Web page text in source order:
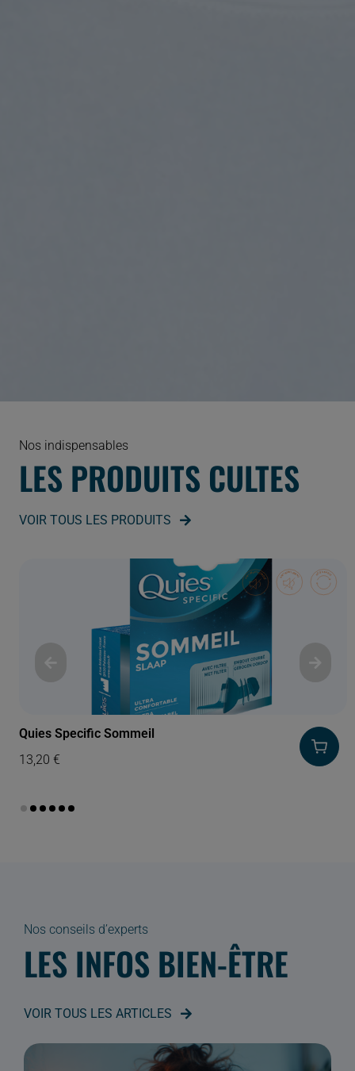
Nos indispensables
LES PRODUITS CULTES
VOIR TOUS LES PRODUITS
Quies Specific Sommeil
13,20 €
Nos conseils d’experts
LES INFOS BIEN-ÊTRE
VOIR TOUS LES ARTICLES